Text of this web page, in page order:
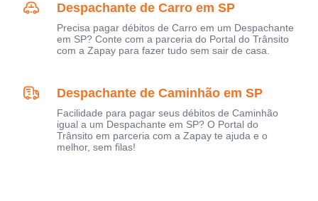
Despachante de Carro em SP
Precisa pagar débitos de Carro em um Despachante
em SP? Conte com a parceria do Portal do Trânsito
com a Zapay para fazer tudo sem sair de casa.
Despachante de Caminhão em SP
Facilidade para pagar seus débitos de Caminhão
igual a um Despachante em SP? O Portal do
Trânsito em parceria com a Zapay te ajuda e o
melhor, sem filas!